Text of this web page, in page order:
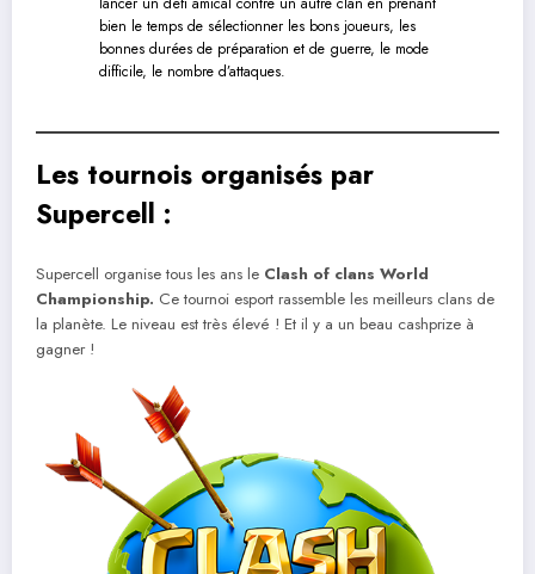
bien le temps de sélectionner les bons joueurs, les
bonnes durées de préparation et de guerre, le mode
difficile, le nombre d’attaques.
Les tournois organisés par
Supercell :
Supercell organise tous les ans le Clash of clans World
Championship. Ce tournoi esport rassemble les meilleurs clans de
la planète. Le niveau est très élevé ! Et il y a un beau cashprize à
gagner !